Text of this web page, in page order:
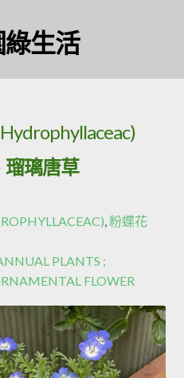
生活
璃唐草
,粉蝶花
PLANTS ;
FLOWER